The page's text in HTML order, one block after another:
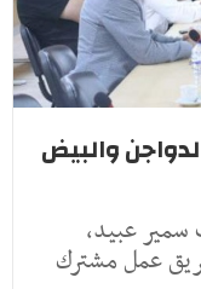
والبيض
سمير عبيد،
عمل مشترك